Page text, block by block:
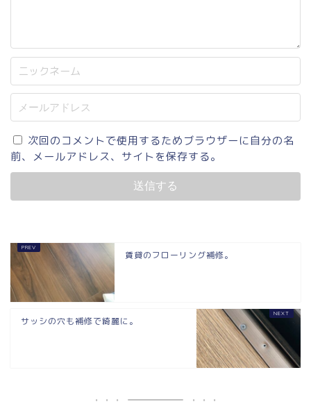
次回のコメントで使用するためブラウザーに自分の名
前、メールアドレス、サイトを保存する。
賃貸のフローリング補修。
サッシの穴も補修で綺麗に。